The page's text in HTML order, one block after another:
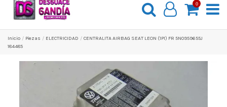
0
Inicio Pіezas ELECTRICIDAD
CENTRALITA AIRBAG SEAT LEON (1P1) FR 5N0959655J
184485